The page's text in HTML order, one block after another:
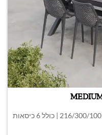
עשוי מאלומיניום| זמין ב3 צבעים | גודל 216/300/100 | כולל 6 כיסאות